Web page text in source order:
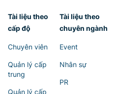
Tài liệu theo
cấp độ
Chuyên viên
Quản lý cấp
trung
Quản lý cấp
Tài liệu theo
chuyên ngành
Event
Nhân sự
PR